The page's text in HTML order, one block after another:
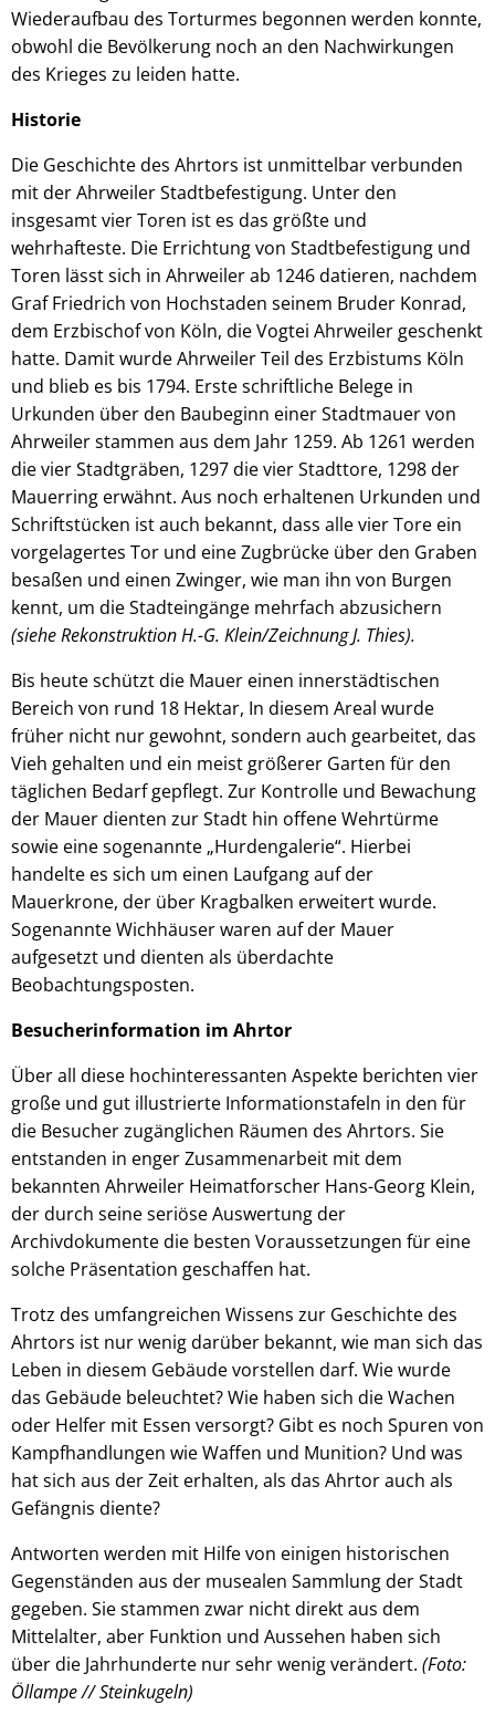
Wiederaufbau des Torturmes begonnen werden konnte,
obwohl die Bevölkerung noch an den Nachwirkungen
des Krieges zu leiden hatte.
Historie
Die Geschichte des Ahrtors ist unmittelbar verbunden
mit der Ahrweiler Stadtbefestigung. Unter den
insgesamt vier Toren ist es das größte und
wehrhafteste. Die Errichtung von Stadtbefestigung und
Toren lässt sich in Ahrweiler ab 1246 datieren, nachdem
Graf Friedrich von Hochstaden seinem Bruder Konrad,
dem Erzbischof von Köln, die Vogtei Ahrweiler geschenkt
hatte. Damit wurde Ahrweiler Teil des Erzbistums Köln
und blieb es bis 1794. Erste schriftliche Belege in
Urkunden über den Baubeginn einer Stadtmauer von
Ahrweiler stammen aus dem Jahr 1259. Ab 1261 werden
die vier Stadtgräben, 1297 die vier Stadttore, 1298 der
Mauerring erwähnt. Aus noch erhaltenen Urkunden und
Schriftstücken ist auch bekannt, dass alle vier Tore ein
vorgelagertes Tor und eine Zugbrücke über den Graben
besaßen und einen Zwinger, wie man ihn von Burgen
kennt, um die Stadteingänge mehrfach abzusichern
(siehe Rekonstruktion H.-G. Klein/Zeichnung J. Thies).
Bis heute schützt die Mauer einen innerstädtischen
Bereich von rund 18 Hektar, In diesem Areal wurde
früher nicht nur gewohnt, sondern auch gearbeitet, das
Vieh gehalten und ein meist größerer Garten für den
täglichen Bedarf gepflegt. Zur Kontrolle und Bewachung
der Mauer dienten zur Stadt hin offene Wehrtürme
sowie eine sogenannte „Hurdengalerie“. Hierbei
handelte es sich um einen Laufgang auf der
Mauerkrone, der über Kragbalken erweitert wurde.
Sogenannte Wichhäuser waren auf der Mauer
aufgesetzt und dienten als überdachte
Beobachtungsposten.
Besucherinformation im Ahrtor
Über all diese hochinteressanten Aspekte berichten vier
große und gut illustrierte Informationstafeln in den für
die Besucher zugänglichen Räumen des Ahrtors. Sie
entstanden in enger Zusammenarbeit mit dem
bekannten Ahrweiler Heimatforscher Hans-Georg Klein,
der durch seine seriöse Auswertung der
Archivdokumente die besten Voraussetzungen für eine
solche Präsentation geschaffen hat.
Trotz des umfangreichen Wissens zur Geschichte des
Ahrtors ist nur wenig darüber bekannt, wie man sich das
Leben in diesem Gebäude vorstellen darf. Wie wurde
das Gebäude beleuchtet? Wie haben sich die Wachen
oder Helfer mit Essen versorgt? Gibt es noch Spuren von
Kampfhandlungen wie Waffen und Munition? Und was
hat sich aus der Zeit erhalten, als das Ahrtor auch als
Gefängnis diente?
Antworten werden mit Hilfe von einigen historischen
Gegenständen aus der musealen Sammlung der Stadt
gegeben. Sie stammen zwar nicht direkt aus dem
Mittelalter, aber Funktion und Aussehen haben sich
über die Jahrhunderte nur sehr wenig verändert. (Foto:
Öllampe // Steinkugeln)